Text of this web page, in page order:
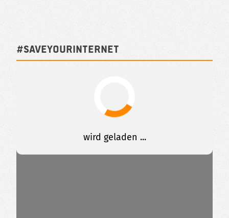
#SAVEYOURINTERNET